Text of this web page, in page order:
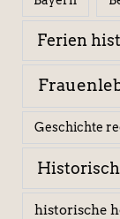
Ferien
Geschichte
historische